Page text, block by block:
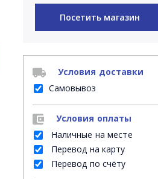
Посетить магазин
Условия доставки
Самовывоз
Условия оплаты
Наличные на месте
Перевод на карту
Перевод по счёту